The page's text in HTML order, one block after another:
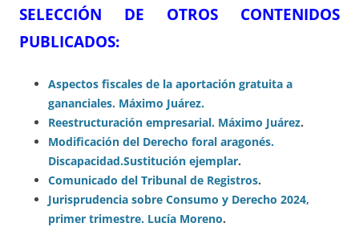
SELECCIÓN DE OTROS CONTENIDOS
PUBLICADOS:
Aspectos fiscales de la aportación gratuita a
gananciales. Máximo Juárez.
Reestructuración empresarial. Máximo Juárez.
Modificación del Derecho foral aragonés.
Discapacidad.Sustitución ejemplar.
Comunicado del Tribunal de Registros.
Jurisprudencia sobre Consumo y Derecho 2024,
primer trimestre. Lucía Moreno.